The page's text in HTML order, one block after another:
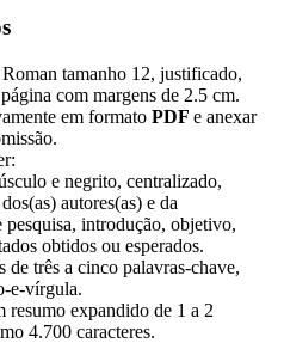
tamanho 12, justificado,
com margens de 2.5 cm.
em formato PDF e anexar
e negrito, centralizado,
autores(as) e da
introdução, objetivo,
obtidos ou esperados.
de três a cinco palavras-chave,
e-vírgula.
resumo expandido de 1 a 2
4.700 caracteres.